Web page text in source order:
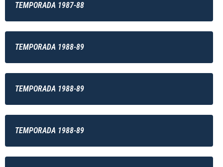
TEMPORADA 1987-88
TEMPORADA 1988-89
TEMPORADA 1988-89
TEMPORADA 1988-89